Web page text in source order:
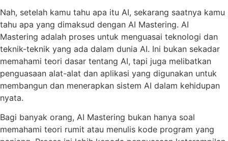
Nah, setelah kamu tahu apa itu AI, sekarang saatnya kamu
tahu apa yang dimaksud dengan AI Mastering. AI
Mastering adalah proses untuk menguasai teknologi dan
teknik-teknik yang ada dalam dunia AI. Ini bukan sekadar
memahami teori dasar tentang AI, tapi juga melibatkan
penguasaan alat-alat dan aplikasi yang digunakan untuk
membangun dan menerapkan sistem AI dalam kehidupan
nyata.
Bagi banyak orang, AI Mastering bukan hanya soal
memahami teori rumit atau menulis kode program yang